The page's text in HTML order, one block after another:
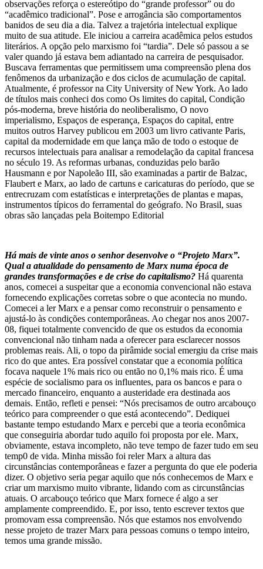
observações reforça o estereótipo do “grande professor” ou do
“acadêmico tradicional”. Pose e arrogância são comportamentos
banidos de seu dia a dia. Talvez a trajetória intelectual explique
muito de sua atitude. Ele iniciou a carreira acadêmica pelos estudos
literários. A opção pelo marxismo foi “tardia”. Dele só passou a se
valer quando já estava bem adiantado na carreira de pesquisador.
Buscava ferramentas que permitissem uma compreensão plena dos
fenômenos da urbanização e dos ciclos de acumulação de capital.
Atualmente, é professor na City University of New York. Ao lado
de títulos mais conheci dos como Os limites do capital, Condição
pós-moderna, breve história do neoliberalismo, O novo
imperialismo, Espaços de esperança, Espaços do capital, entre
muitos outros Harvey publicou em 2003 um livro cativante Paris,
capital da modernidade em que lança mão de todo o estoque de
recursos intelectuais para analisar a remodelação da capital francesa
no século 19. As reformas urbanas, conduzidas pelo barão
Hausmann e por Napoleão III, são examinadas a partir de Balzac,
Flaubert e Marx, ao lado de cartuns e caricaturas do período, que se
entrecruzam com estatísticas e interpretações de plantas e mapas,
instrumentos típicos do ferramental do geógrafo. No Brasil, suas
obras são lançadas pela Boitempo Editorial
Há mais de vinte anos o senhor desenvolve o “Projeto Marx”.
Qual a atualidade do pensamento de Marx numa época de
grandes transformações e de crise do capitalismo? Há quarenta
anos, comecei a suspeitar que a economia convencional não estava
fornecendo explicações corretas sobre o que acontecia no mundo.
Comecei a ler Marx e a pensar como reconstruir o pensamento e
ajustá-lo às condições contemporâneas. Ao chegar nos anos 2007-
08, fiquei totalmente convencido de que os estudos da economia
convencional não tinham nada a oferecer para esclarecer nossos
problemas reais. Ali, o topo da pirâmide social emergiu da crise mais
rico do que antes. Era possível constatar que a economia política
focava naquele 1% mais rico ou então no 0,1% mais rico. É uma
espécie de socialismo para os influentes, para os bancos e para o
mercado financeiro, enquanto a austeridade era destinada aos
demais. Então, refleti e pensei: “Nós precisamos de outro arcabouço
teórico para compreender o que está acontecendo”. Dediquei
bastante tempo estudando Marx e percebi que a teoria econômica
que conseguiria abordar tudo aquilo foi proposta por ele. Marx,
obviamente, estava incompleto, não teve tempo de fazer tudo em seu
temp0 de vida. Minha missão foi reler Marx a altura das
circunstâncias contemporâneas e fazer a pergunta do que ele poderia
dizer. O objetivo seria pegar aquilo que nós conhecemos de Marx e
criar um marxismo muito vibrante, lidando com as circunstâncias
atuais. O arcabouço teórico que Marx fornece é algo a ser
amplamente compreendido. E, por isso, tento escrever textos que
promovam essa compreensão. Nós que estamos nos envolvendo
nesse projeto de trazer Marx para pessoas comuns o tempo inteiro,
temos uma grande missão.